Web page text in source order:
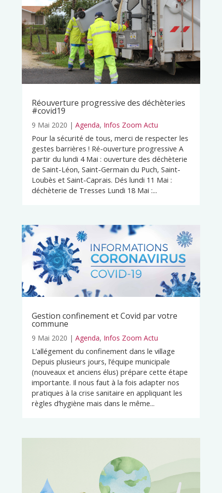
Réouverture progressive des déchèteries
#covid19
9 Mai 2020 | Agenda, Infos Zoom Actu
Pour la sécurité de tous, merci de respecter les
gestes barrières ! Ré-ouverture progressive A
partir du lundi 4 Mai : ouverture des déchèterie
de Saint-Léon, Saint-Germain du Puch, Saint-
Loubès et Saint-Caprais. Dés lundi 11 Mai :
déchèterie de Tresses Lundi 18 Mai :...
Gestion confinement et Covid par votre
commune
9 Mai 2020 | Agenda, Infos Zoom Actu
L’allégement du confinement dans le village
Depuis plusieurs jours, l’équipe municipale
(nouveaux et anciens élus) prépare cette étape
importante. Il nous faut à la fois adapter nos
pratiques à la crise sanitaire en appliquant les
règles d’hygiène mais dans le même...